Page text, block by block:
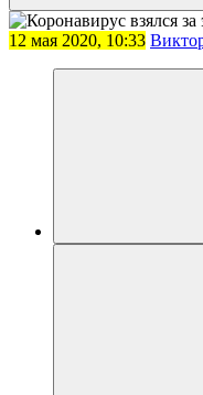
12 мая 2020, 10:33